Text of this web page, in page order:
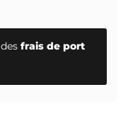
frais de port